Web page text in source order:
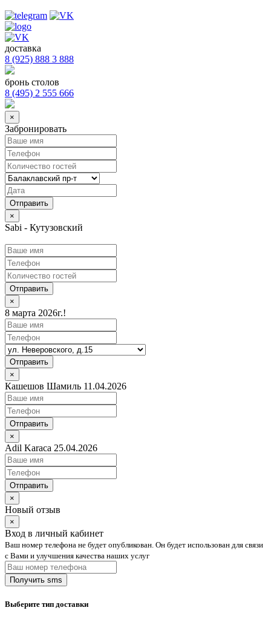
доставка
8 (925) 888 3 888
бронь столов
8 (495) 2 555 666
×
Забронировать
×
Sabi - Кутузовский
Отправить
×
8 марта 2026г.!
Отправить
×
Кашешов Шамиль 11.04.2026
Отправить
×
Adil Karaca 25.04.2026
Отправить
×
Новый отзыв
×
Вход в личный кабинет
Ваш номер телефона не будет опубликован. Он будет использован для связи
с Вами и улучшения качества наших услуг
Выберите тип доставки